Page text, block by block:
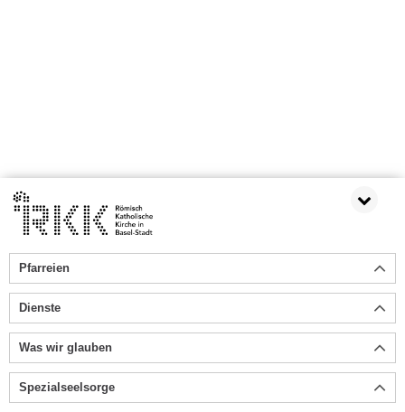
Pfarreien
Dienste
Was wir glauben
Spezialseelsorge